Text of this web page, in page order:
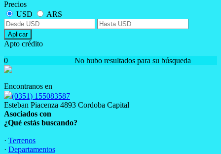
Precios
USD
ARS
Aplicar
Apto crédito
No hubo resultados para su búsqueda
0
Encontranos en
(0351) 155083587
Esteban Piacenza 4893 Cordoba Capital
Asociados con
¿Qué estás buscando?
· Terrenos
· Departamentos